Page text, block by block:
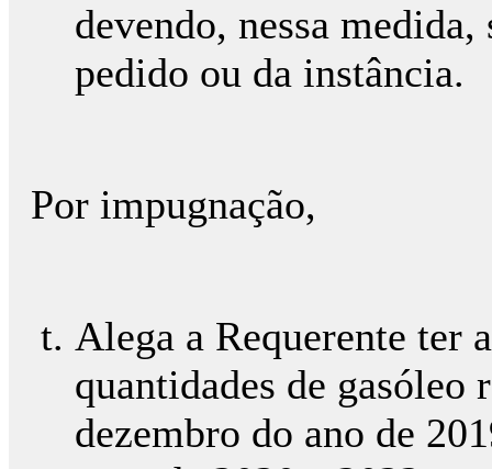
devendo, nessa
pedido ou da instância.
Por impugnação,
Alega a Requerente ter
quantidades de gasóleo
dezembro do ano de